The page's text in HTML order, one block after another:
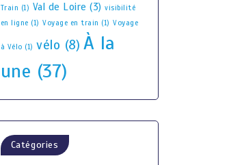
Train (1) Val de Loire (3) visibilité
en ligne (1) Voyage en train (1) Voyage
à Vélo (1) vélo (8) À la
une (37)
Catégories